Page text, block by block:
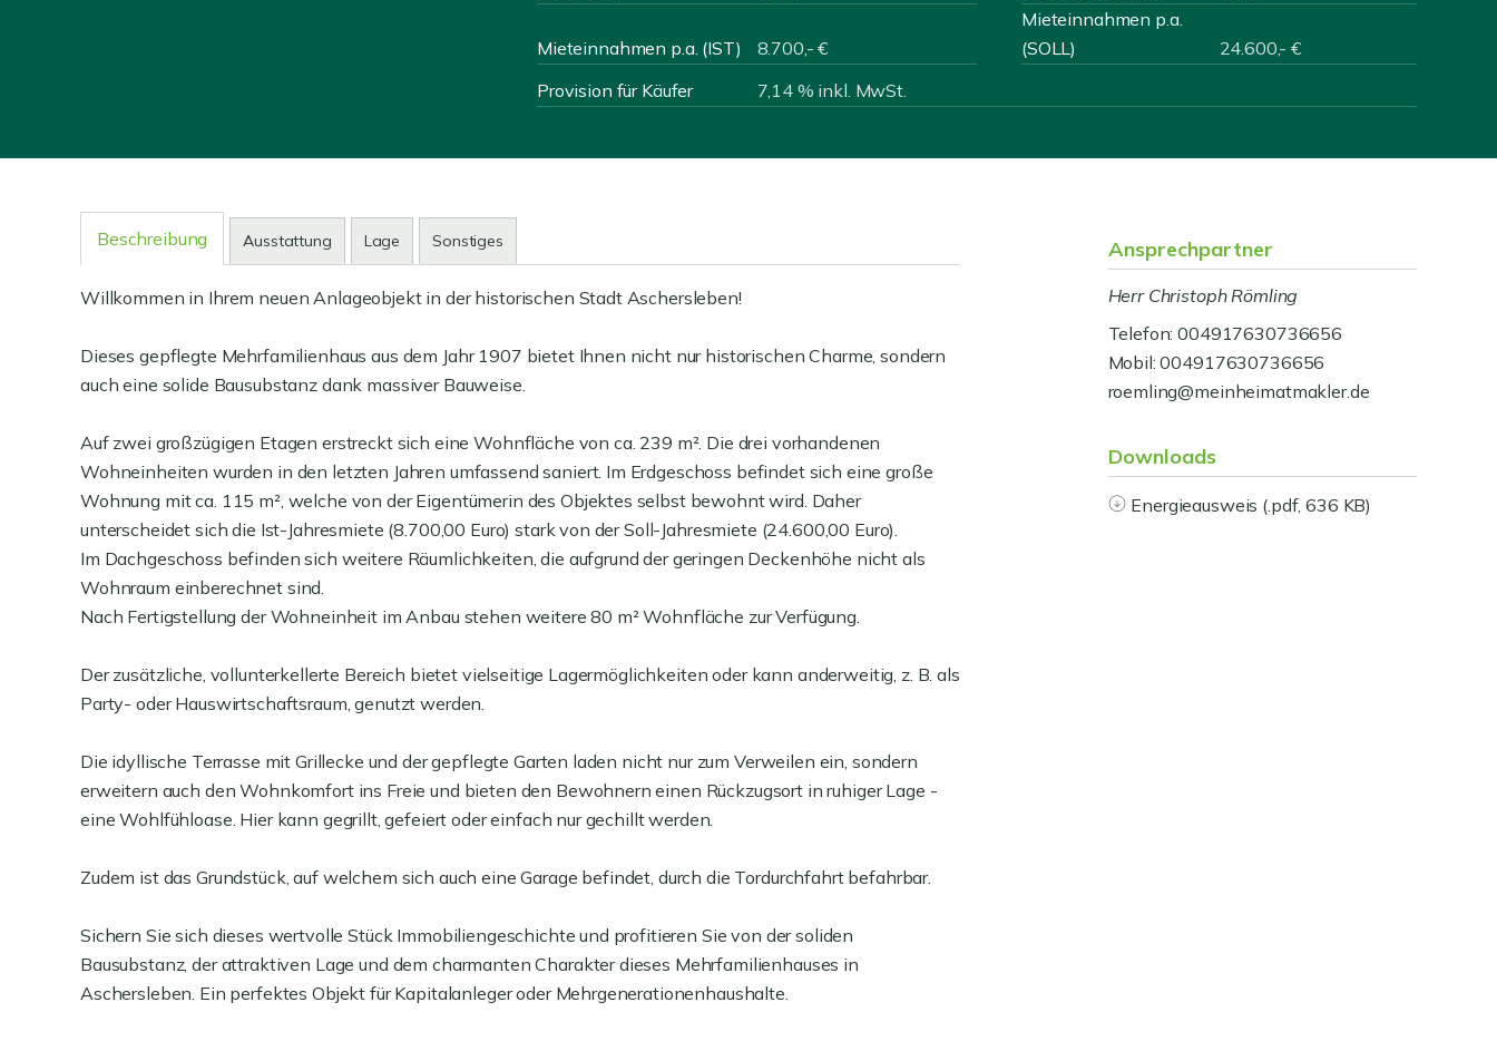
Mieteinnahmen p.a. (IST) 8.700,- €
Mieteinnahmen p.a.
(SOLL)
24.600,- €
Provision für Käufer
7,14 % inkl. MwSt.
Beschreibung Ausstattung Lage Sonstiges
Willkommen in Ihrem neuen Anlageobjekt in der historischen Stadt Aschersleben!
Dieses gepflegte Mehrfamilienhaus aus dem Jahr 1907 bietet Ihnen nicht nur historischen Charme, sondern
auch eine solide Bausubstanz dank massiver Bauweise.
Auf zwei großzügigen Etagen erstreckt sich eine Wohnfläche von ca. 239 m². Die drei vorhandenen
Wohneinheiten wurden in den letzten Jahren umfassend saniert. Im Erdgeschoss befindet sich eine große
Wohnung mit ca. 115 m², welche von der Eigentümerin des Objektes selbst bewohnt wird. Daher
unterscheidet sich die Ist-Jahresmiete (8.700,00 Euro) stark von der Soll-Jahresmiete (24.600,00 Euro).
Im Dachgeschoss befinden sich weitere Räumlichkeiten, die aufgrund der geringen Deckenhöhe nicht als
Wohnraum einberechnet sind.
Nach Fertigstellung der Wohneinheit im Anbau stehen weitere 80 m² Wohnfläche zur Verfügung.
Der zusätzliche, vollunterkellerte Bereich bietet vielseitige Lagermöglichkeiten oder kann anderweitig, z. B. als
Party- oder Hauswirtschaftsraum, genutzt werden.
Die idyllische Terrasse mit Grillecke und der gepflegte Garten laden nicht nur zum Verweilen ein, sondern
erweitern auch den Wohnkomfort ins Freie und bieten den Bewohnern einen Rückzugsort in ruhiger Lage -
eine Wohlfühloase. Hier kann gegrillt, gefeiert oder einfach nur gechillt werden.
Zudem ist das Grundstück, auf welchem sich auch eine Garage befindet, durch die Tordurchfahrt befahrbar.
Sichern Sie sich dieses wertvolle Stück Immobiliengeschichte und profitieren Sie von der soliden
Bausubstanz, der attraktiven Lage und dem charmanten Charakter dieses Mehrfamilienhauses in
Aschersleben. Ein perfektes Objekt für Kapitalanleger oder Mehrgenerationenhaushalte.
Ansprechpartner
Herr Christoph Römling
Telefon: 004917630736656
Mobil: 004917630736656
roemling@meinheimatmakler.de
Downloads
Energieausweis (.pdf, 636 KB)